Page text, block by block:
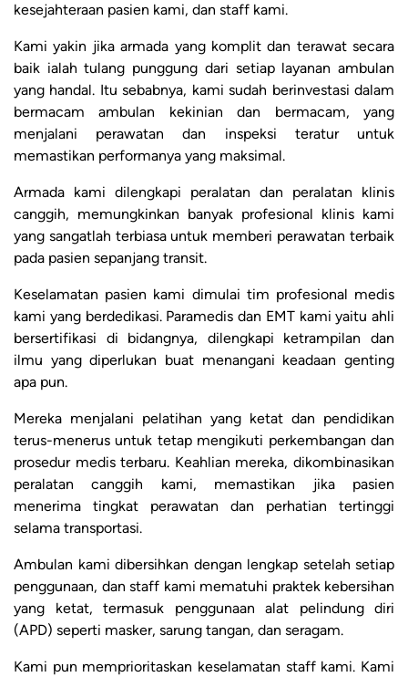
kesejahteraan pasien kami, dan staff kami.
Kami yakin jika armada yang komplit dan terawat secara
baik ialah tulang punggung dari setiap layanan ambulan
yang handal. Itu sebabnya, kami sudah berinvestasi dalam
bermacam ambulan kekinian dan bermacam, yang
menjalani perawatan dan inspeksi teratur untuk
memastikan performanya yang maksimal.
Armada kami dilengkapi peralatan dan peralatan klinis
canggih, memungkinkan banyak profesional klinis kami
yang sangatlah terbiasa untuk memberi perawatan terbaik
pada pasien sepanjang transit.
Keselamatan pasien kami dimulai tim profesional medis
kami yang berdedikasi. Paramedis dan EMT kami yaitu ahli
bersertifikasi di bidangnya, dilengkapi ketrampilan dan
ilmu yang diperlukan buat menangani keadaan genting
apa pun.
Mereka menjalani pelatihan yang ketat dan pendidikan
terus-menerus untuk tetap mengikuti perkembangan dan
prosedur medis terbaru. Keahlian mereka, dikombinasikan
peralatan canggih kami, memastikan jika pasien
menerima tingkat perawatan dan perhatian tertinggi
selama transportasi.
Ambulan kami dibersihkan dengan lengkap setelah setiap
penggunaan, dan staff kami mematuhi praktek kebersihan
yang ketat, termasuk penggunaan alat pelindung diri
(APD) seperti masker, sarung tangan, dan seragam.
Kami pun memprioritaskan keselamatan staff kami. Kami